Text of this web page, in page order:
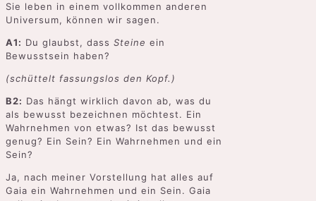
Sie leben in einem vollkommen anderen
Universum, können wir sagen.
A1: Du glaubst, dass Steine ein
Bewusstsein haben?
(schüttelt fassungslos den Kopf.)
B2: Das hängt wirklich davon ab, was du
als bewusst bezeichnen möchtest. Ein
Wahrnehmen von etwas? Ist das bewusst
genug? Ein Sein? Ein Wahrnehmen und ein
Sein?
Ja, nach meiner Vorstellung hat alles auf
Gaia ein Wahrnehmen und ein Sein. Gaia